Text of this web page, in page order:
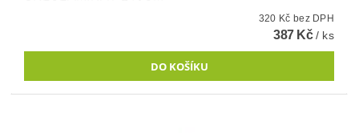
320 Kč bez DPH
387 Kč/ ks